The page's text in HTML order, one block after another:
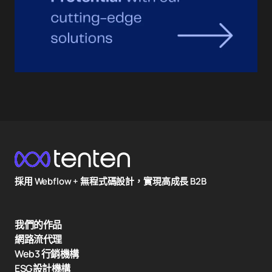
採用 Webflow + 無程式碼設計，實現高成長 B2B
我們的作品
網路流代理
Web3 行銷機構
ESG設計機構